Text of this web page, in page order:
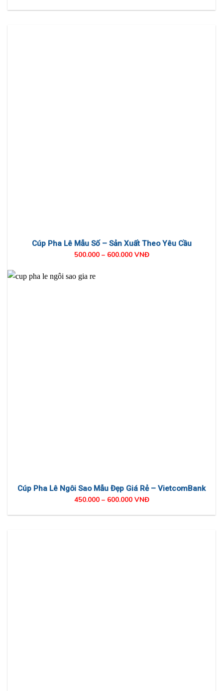
Cúp Pha Lê Mẫu Số – Sản Xuất Theo Yêu Cầu
500.000 – 600.000 VNĐ
Cúp Pha Lê Ngôi Sao Mẫu Đẹp Giá Rẻ – VietcomBank
450.000 – 600.000 VNĐ